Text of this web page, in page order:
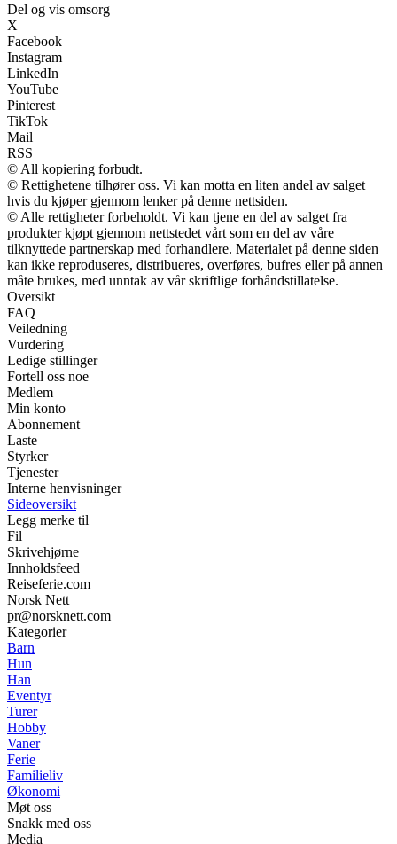
Del og vis omsorg
X
Facebook
Instagram
LinkedIn
YouTube
Pinterest
TikTok
Mail
RSS
© All kopiering forbudt.
© Rettighetene tilhører oss. Vi kan motta en liten andel av salget
hvis du kjøper gjennom lenker på denne nettsiden.
© Alle rettigheter forbeholdt. Vi kan tjene en del av salget fra
produkter kjøpt gjennom nettstedet vårt som en del av våre
tilknyttede partnerskap med forhandlere. Materialet på denne siden
kan ikke reproduseres, distribueres, overføres, bufres eller på annen
måte brukes, med unntak av vår skriftlige forhåndstillatelse.
Oversikt
FAQ
Veiledning
Vurdering
Ledige stillinger
Fortell oss noe
Medlem
Min konto
Abonnement
Laste
Styrker
Tjenester
Interne henvisninger
Sideoversikt
Legg merke til
Fil
Skrivehjørne
Innholdsfeed
Reiseferie.com
Norsk Nett
pr@norsknett.com
Kategorier
Barn
Hun
Han
Eventyr
Turer
Hobby
Vaner
Ferie
Familieliv
Økonomi
Møt oss
Snakk med oss
Media